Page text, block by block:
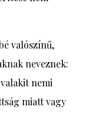
valószínű,
neveznek:
nemi
miatt vagy